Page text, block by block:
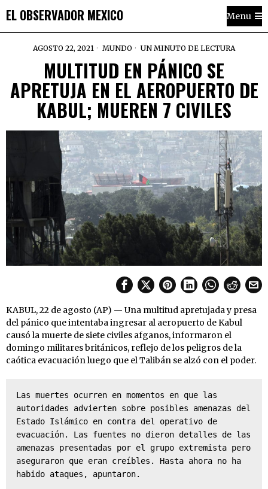
EL OBSERVADOR MEXICO Menu
AGOSTO 22, 2021 MUNDO UN MINUTO DE LECTURA
MULTITUD EN PÁNICO SE
APRETUJA EN EL AEROPUERTO DE
KABUL; MUEREN 7 CIVILES
KABUL, 22 de agosto (AP) — Una multitud apretujada y presa
del pánico que intentaba ingresar al aeropuerto de Kabul
causó la muerte de siete civiles afganos, informaron el
domingo militares británicos, reflejo de los peligros de la
caótica evacuación luego que el Talibán se alzó con el poder.
Las muertes ocurren en momentos en que las
autoridades advierten sobre posibles amenazas del
Estado Islámico en contra del operativo de
evacuación. Las fuentes no dieron detalles de las
amenazas presentadas por el grupo extremista pero
aseguraron que eran creíbles. Hasta ahora no ha
habido ataques, apuntaron.